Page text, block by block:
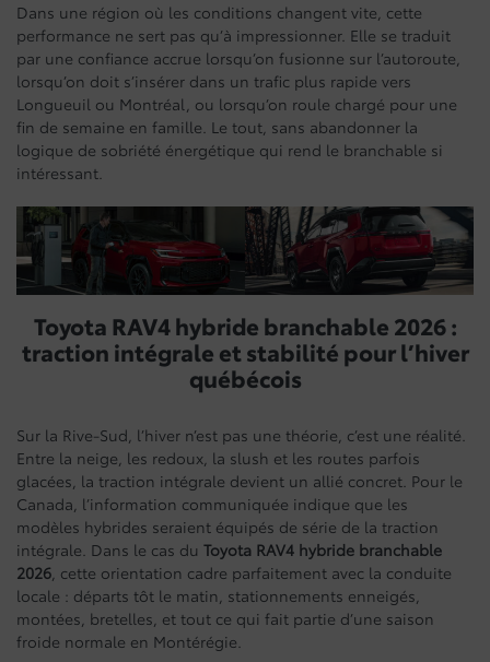
Dans une région où les conditions changent vite, cette
performance ne sert pas qu’à impressionner. Elle se traduit
par une confiance accrue lorsqu’on fusionne sur l’autoroute,
lorsqu’on doit s’insérer dans un trafic plus rapide vers
Longueuil ou Montréal, ou lorsqu’on roule chargé pour une
fin de semaine en famille. Le tout, sans abandonner la
logique de sobriété énergétique qui rend le branchable si
intéressant.
Toyota RAV4 hybride branchable 2026 :
traction intégrale et stabilité pour l’hiver
québécois
Sur la Rive-Sud, l’hiver n’est pas une théorie, c’est une réalité.
Entre la neige, les redoux, la slush et les routes parfois
glacées, la traction intégrale devient un allié concret. Pour le
Canada, l’information communiquée indique que les
modèles hybrides seraient équipés de série de la traction
intégrale. Dans le cas du Toyota RAV4 hybride branchable
2026, cette orientation cadre parfaitement avec la conduite
locale : départs tôt le matin, stationnements enneigés,
montées, bretelles, et tout ce qui fait partie d’une saison
froide normale en Montérégie.